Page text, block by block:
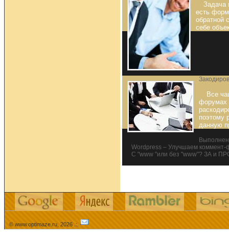
Задача
есть
обратной
себе
Все
форумах
поэтому
данную
Wordpress – Улучшаем коммент-
С "www "или без "www"? ЗА и
© www.optimaze.ru, 2026 .:.